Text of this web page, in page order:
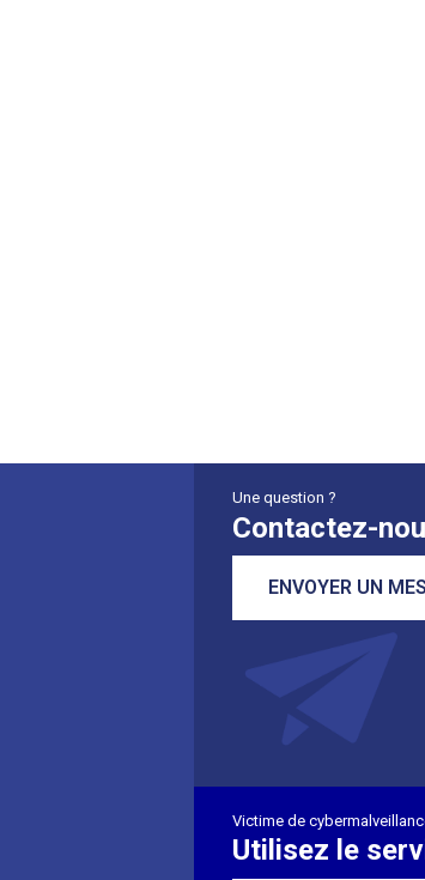
Une question ?
Contactez-
ENVOYER UN
Victime de
Utilisez le